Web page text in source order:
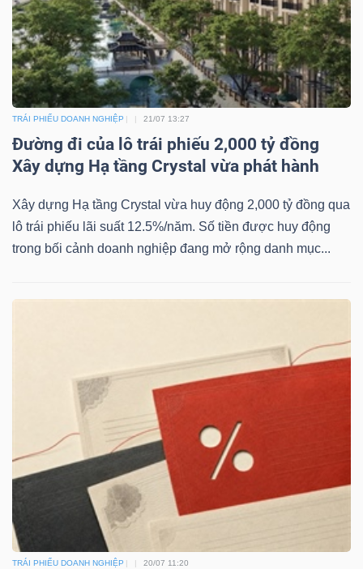
TRÁI PHIẾU DOANH NGHIỆP 21/07 13:27
Đường đi của lô trái phiếu 2,000 tỷ đồng
Xây dựng Hạ tầng Crystal vừa phát hành
Xây dựng Hạ tầng Crystal vừa huy động 2,000 tỷ đồng qua
lô trái phiếu lãi suất 12.5%/năm. Số tiền được huy động
trong bối cảnh doanh nghiệp đang mở rộng danh mục...
TRÁI PHIẾU DOANH NGHIỆP 20/07 11:20
tư
Truyền
chính
liệu